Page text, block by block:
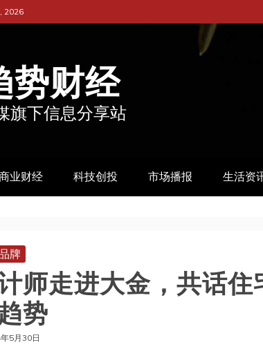
2026
势财经
旗下信息分享站
业财经 科技创投 市场播报 生活资
牌
师走进大金，共话
势
5月30日